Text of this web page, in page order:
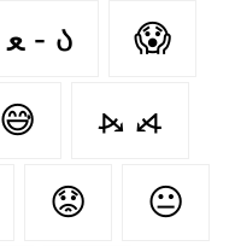
૮ • ﻌ - ა⁩ 😱
😅 ⦮ ⦯
😟 😐